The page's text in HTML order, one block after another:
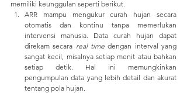
memiliki keunggulan seperti berikut.
ARR mampu mengukur curah hujan secara
otomatis dan kontinu tanpa memerlukan
intervensi manusia. Data curah hujan dapat
direkam secara real time dengan interval yang
sangat kecil, misalnya setiap menit atau bahkan
setiap detik. Hal ini memungkinkan
pengumpulan data yang lebih detail dan akurat
tentang pola hujan.